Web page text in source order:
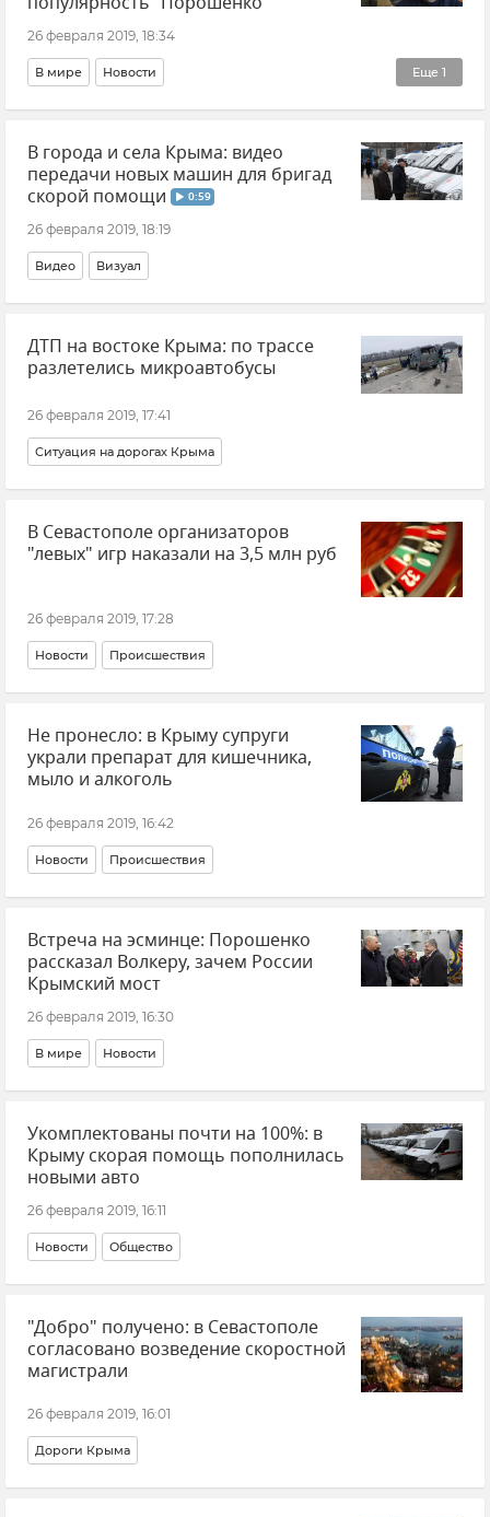
26 февраля 2019, 18:34
Еще 1
В мире Новости
Ситуация с главой РИА Новости Украина Кириллом Вышинским
В города и села Крыма: видео
передачи новых машин для бригад
скорой помощи
0:59
26 февраля 2019, 18:19
Видео Визуал
ДТП на востоке Крыма: по трассе
разлетелись микроавтобусы
26 февраля 2019, 17:41
Ситуация на дорогах Крыма
В Севастополе организаторов
"левых" игр наказали на 3,5 млн руб
26 февраля 2019, 17:28
Новости Происшествия
Не пронесло: в Крыму супруги
украли препарат для кишечника,
мыло и алкоголь
26 февраля 2019, 16:42
Новости Происшествия
Встреча на эсминце: Порошенко
рассказал Волкеру, зачем России
Крымский мост
26 февраля 2019, 16:30
В мире Новости
Укомплектованы почти на 100%: в
Крыму скорая помощь пополнилась
новыми авто
26 февраля 2019, 16:11
Новости Общество
"Добро" получено: в Севастополе
согласовано возведение скоростной
магистрали
26 февраля 2019, 16:01
Дороги Крыма